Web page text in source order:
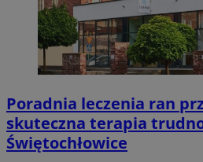
Poradnia leczenia ran
skuteczna terapia
Świętochłowice